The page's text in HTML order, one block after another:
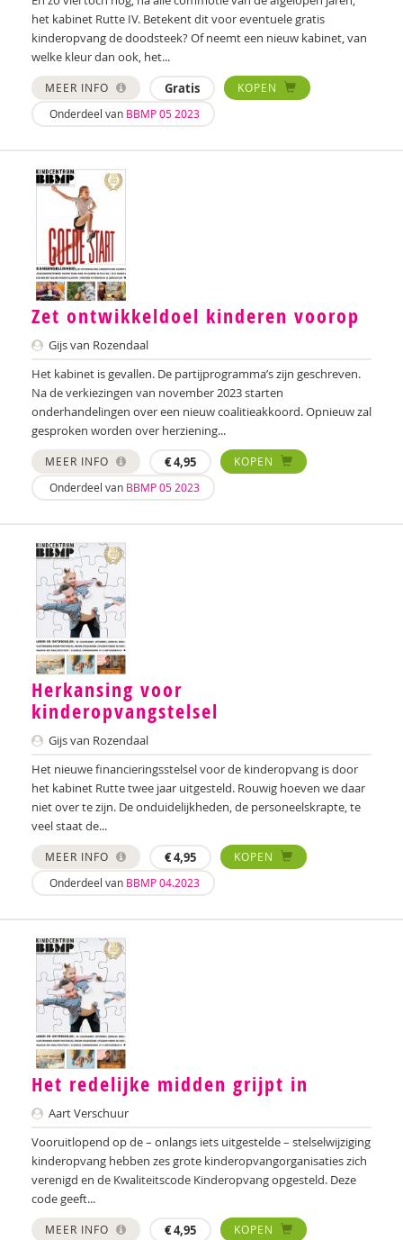
Pauline Slot
Ministerie van Sociale Zaken en Werkgelegenheid
Karen Strengers
Diana Turkenburg-de Haan
Maaike Vaes
Martin van der Linden
Thomas van Huizen
Aart Verschuur
Tessa Vollering
Hanneke Warga-Werkhoven
M.J. Warrens
Annemieke van Wijk
Nienke Willering
Geert de Wit
Jeanette Wolleswinkel
Marco van Zandwijk
Marco Zuidam
het kabinet Rutte IV. Betekent dit voor eventuele gratis
kinderopvang de doodsteek? Of neemt een nieuw kabinet, van
welke kleur dan ook, het...
MEER INFO Gratis
KOPEN
Onderdeel van BBMP 05 2023
Zet ontwikkeldoel kinderen voorop
Gijs van Rozendaal
Het kabinet is gevallen. De partijprogramma’s zijn geschreven.
Na de verkiezingen van november 2023 starten
onderhandelingen over een nieuw coalitieakkoord. Opnieuw zal
gesproken worden over herziening...
MEER INFO €4,95
KOPEN
Onderdeel van BBMP 05 2023
Herkansing voor
kinderopvangstelsel
Gijs van Rozendaal
Het nieuwe financieringsstelsel voor de kinderopvang is door
het kabinet Rutte twee jaar uitgesteld. Rouwig hoeven we daar
niet over te zijn. De onduidelijkheden, de personeelskrapte, te
veel staat de...
MEER INFO €4,95
KOPEN
Onderdeel van BBMP 04.2023
Het redelijke midden grijpt in
Aart Verschuur
Vooruitlopend op de – onlangs iets uitgestelde – stelselwijziging
kinderopvang hebben zes grote kinderopvangorganisaties zich
verenigd en de Kwaliteitscode Kinderopvang opgesteld. Deze
code geeft...
MEER INFO €4,95
KOPEN